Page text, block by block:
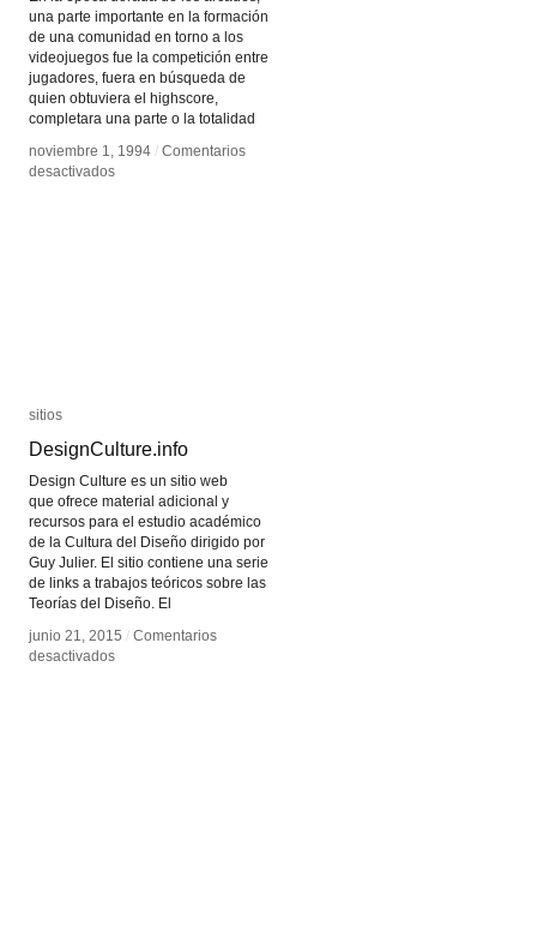
una parte importante en la formación
de una comunidad en torno a los
videojuegos fue la competición entre
jugadores, fuera en búsqueda de
quien obtuviera el highscore,
completara una parte o la totalidad
noviembre 1, 1994 / Comentarios
desactivadosen
noviembre 1, 1994 / Comentarios
desactivadosen
sitios
DesignCulture.info
Design Culture es un sitio web
que ofrece material adicional y
recursos para el estudio académico
de la Cultura del Diseño dirigido por
Guy Julier. El sitio contiene una serie
de links a trabajos teóricos sobre las
Teorías del Diseño. El
junio 21, 2015 / Comentarios
desactivadosen
sitios
DesignCulture.info
junio 21, 2015 / Comentarios
desactivadosen